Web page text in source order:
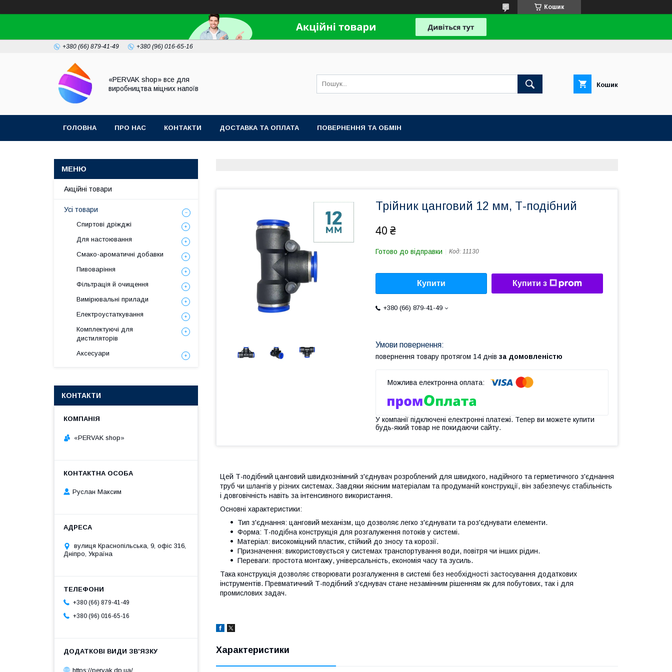
Кошик
+380 (66) 879-41-49 +380 (96) 016-65-16
«PERVAK shop» все для
виробництва міцних напоїв
Кошик
ГОЛОВНА ПРО НАС КОНТАКТИ ДОСТАВКА ТА ОПЛАТА ПОВЕРНЕННЯ ТА ОБМІН
Трійник цанговий 12 мм, Т-подібний
40 ₴
Готово до відправки Код: 11130
Купити Купити з
+380 (66) 879-41-49
повернення товару протягом 14 днів за домовленістю
У компанії підключені електронні платежі. Тепер ви можете купити
будь-який товар не покидаючи сайту.
Цей Т-подібний цанговий швидкознімний з'єднувач розроблений для швидкого, надійного та герметичного з'єднання
труб чи шлангів у різних системах. Завдяки якісним матеріалам та продуманій конструкції, він забезпечує стабільність
і довговічність навіть за інтенсивного використання.
Основні характеристики:
Тип з'єднання: цанговий механізм, що дозволяє легко з'єднувати та роз'єднувати елементи.
Форма: Т-подібна конструкція для розгалуження потоків у системі.
Матеріал: високоміцний пластик, стійкий до зносу та корозії.
Призначення: використовується у системах транспортування води, повітря чи інших рідин.
Переваги: простота монтажу, універсальність, економія часу та зусиль.
Така конструкція дозволяє створювати розгалуження в системі без необхідності застосування додаткових
інструментів. Превматичний Т-подібний з'єднувач стане незамінним рішенням як для побутових, так і для
промислових задач.
Характеристики
Акційні товари
Усі товари
Спиртові дріжджі
Для настоювання
Смако-ароматичні добавки
Пивоваріння
Фільтрація й очищення
Вимірювальні прилади
Електроустаткування
Комплектуючі для
дистиляторів
Аксесуари
КОНТАКТИ
«PERVAK shop»
Руслан Максим
вулиця Краснопільська, 9, офіс 316,
Дніпро, Україна
+380 (66) 879-41-49
+380 (96) 016-65-16
https://pervak.dp.ua/